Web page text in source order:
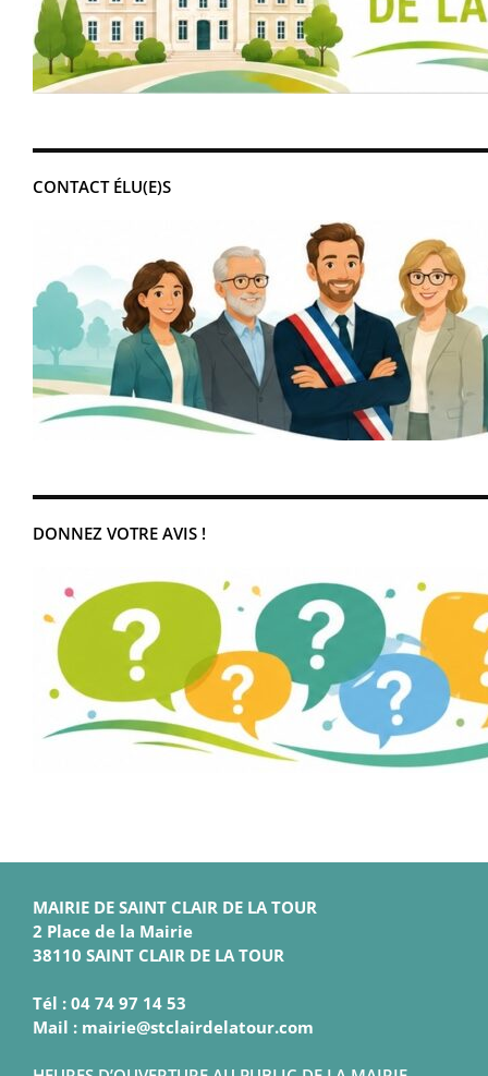
CONTACT ÉLU(E)S
DONNEZ VOTRE AVIS !
MAIRIE DE SAINT CLAIR DE LA TOUR
2 Place de la Mairie
38110 SAINT CLAIR DE LA TOUR
Tél : 04 74 97 14 53
Mail : mairie@stclairdelatour.com